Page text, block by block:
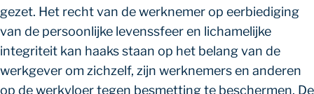
gezet. Het recht van de werknemer op eerbiediging
van de persoonlijke levenssfeer en lichamelijke
integriteit kan haaks staan op het belang van de
werkgever om zichzelf, zijn werknemers en anderen
op de werkvloer tegen besmetting te beschermen. De